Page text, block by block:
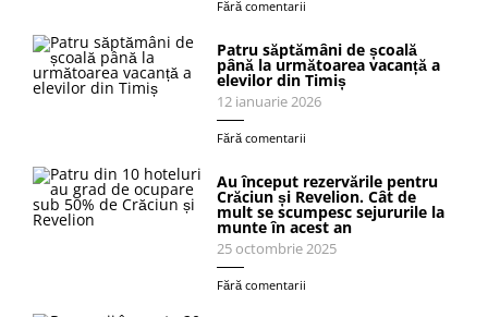
Fără comentarii
Patru săptămâni de școală
până la următoarea vacanță a
elevilor din Timiș
12 ianuarie 2026
Fără comentarii
Au început rezervările pentru
Crăciun și Revelion. Cât de
mult se scumpesc sejururile la
munte în acest an
25 octombrie 2025
Fără comentarii